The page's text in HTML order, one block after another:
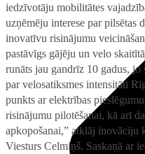
iedzīvotāju mobilitātes
uzņēmēju interese par pilsētas
inovatīvu risinājumu
pastāvīgs gājēju un velo
runāts jau gandrīz 10 gadus,
par velosatiksmes intensitāti
punkts ar elektrības
risinājumu pilotēšanai, kā arī
apkopošanai,” atklāj inovāciju
Viesturs Celmiņš. Saskaņā ar